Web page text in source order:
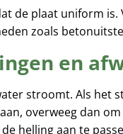
de plaat uniform is.
zoals
en
stroomt. Als het
overweeg dan
helling aan te